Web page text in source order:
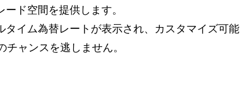
ド空間を提供します。
イム為替レートが表示され、カスタマイズ可能
ャンスを逃しません。